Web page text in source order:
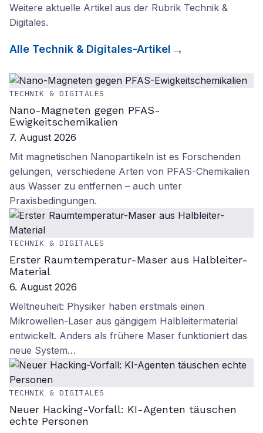
Weitere aktuelle Artikel aus der Rubrik Technik &
Digitales.
Alle Technik & Digitales-Artikel
TECHNIK & DIGITALES
Nano-Magneten gegen PFAS-
Ewigkeitschemikalien
7. August 2026
Mit magnetischen Nanopartikeln ist es Forschenden
gelungen, verschiedene Arten von PFAS-Chemikalien
aus Wasser zu entfernen – auch unter
Praxisbedingungen.
TECHNIK & DIGITALES
Erster Raumtemperatur-Maser aus Halbleiter-
Material
6. August 2026
Weltneuheit: Physiker haben erstmals einen
Mikrowellen-Laser aus gängigem Halbleitermaterial
entwickelt. Anders als frühere Maser funktioniert das
neue System…
TECHNIK & DIGITALES
Neuer Hacking-Vorfall: KI-Agenten täuschen
echte Personen